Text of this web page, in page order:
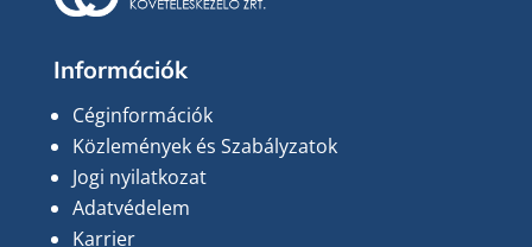
Információk
Céginformációk
Közlemények és Szabályzatok
Jogi nyilatkozat
Adatvédelem
Karrier